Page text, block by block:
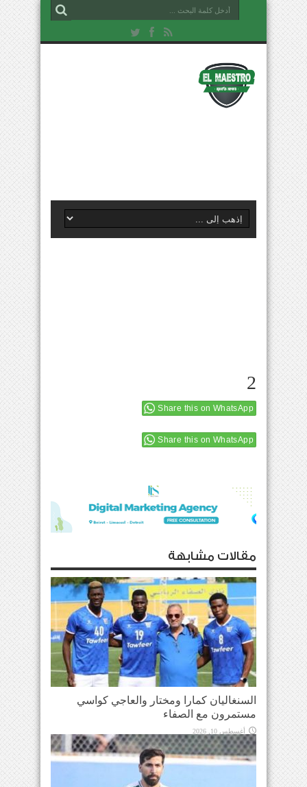
2
Share this on WhatsApp
Share this on WhatsApp
مقالات مشابهة
السنغاليان كمارا ومختار والعاجي كواسي
مستمرون مع الصفاء
أغسطس 10, 2026